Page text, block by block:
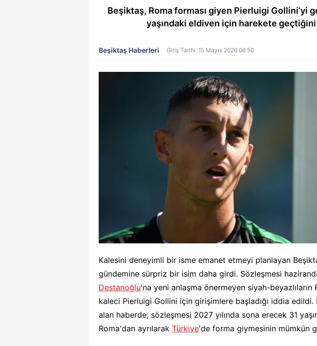
Beşiktaş, Roma forması giyen Pierluigi Gollini’yi
yaşındaki eldiven için harekete
Beşiktaş Haberleri Giriş Tarihi: 15 Mayıs 2026 06:50
Kalesini deneyimli bir isme emanet etmeyi planlayan
gündemine sürpriz bir isim daha girdi. Sözleşmesi
Destanoğlu'na yeni anlaşma önermeyen siyah-
kaleci Pierluigi Gollini için girişimlere başladığı iddia edildi.
alan haberde; sözleşmesi 2027 yılında sona erecek 31
Roma'dan ayrılarak Türkiye'de forma giymesinin mümkün